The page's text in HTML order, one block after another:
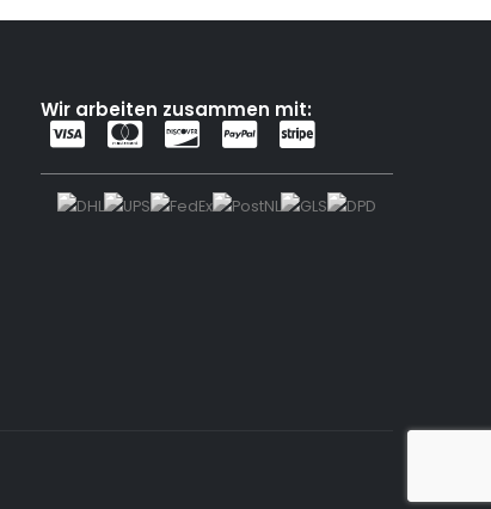
Wir arbeiten zusammen mit: